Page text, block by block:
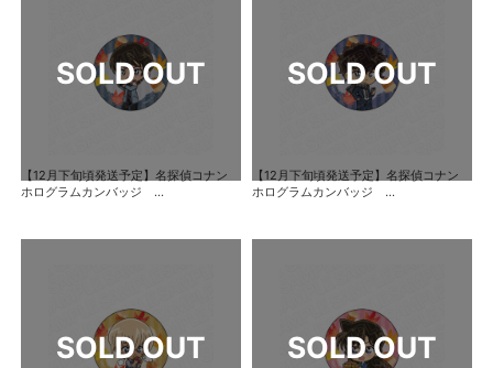
【12月下旬頃発送予定】名探偵コナン
ホログラムカンバッジ ...
【12月下旬頃発送予定】名探偵コナン
ホログラムカンバッジ ...